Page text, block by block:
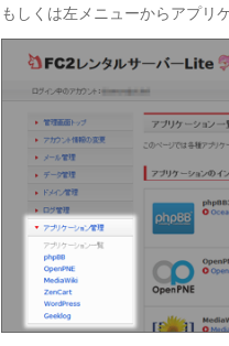
もしくは左メニューからアプリ